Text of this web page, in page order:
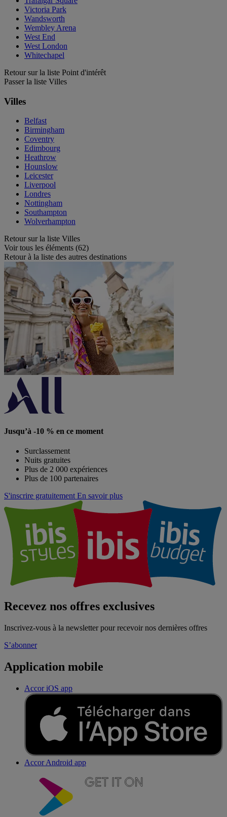
Victoria Park
Wandsworth
Wembley Arena
West End
West London
Whitechapel
Retour sur la liste Point d'intérêt
Passer la liste Villes
Villes
Belfast
Birmingham
Coventry
Edimbourg
Heathrow
Hounslow
Leicester
Liverpool
Londres
Nottingham
Southampton
Wolverhampton
Retour sur la liste Villes
Voir tous les éléments (62)
Retour à la liste des autres destinations
Jusqu’à -10 % en ce moment
Surclassement
Nuits gratuites
Plus de 2 000 expériences
Plus de 100 partenaires
S'inscrire gratuitement En savoir plus
Recevez nos offres exclusives
Inscrivez-vous à la newsletter pour recevoir nos dernières offres
S’abonner
Application mobile
Accor iOS app
Accor Android app